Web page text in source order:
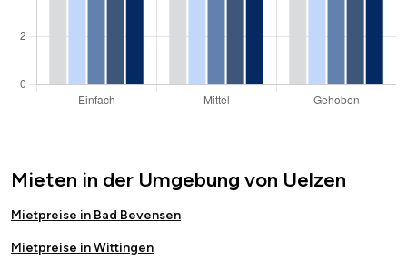
Mieten in der Umgebung von Uelzen
Mietpreise in Bad Bevensen
Mietpreise in Wittingen